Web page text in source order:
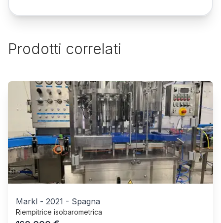
Prodotti correlati
Markl - 2021 - Spagna
Riempitrice isobarometrica